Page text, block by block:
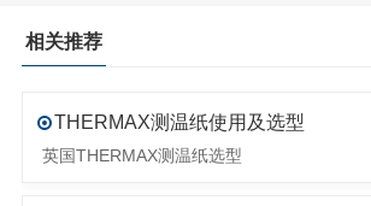
相关推荐
THERMAX测温纸使用及选型
英国THERMAX测温纸选型